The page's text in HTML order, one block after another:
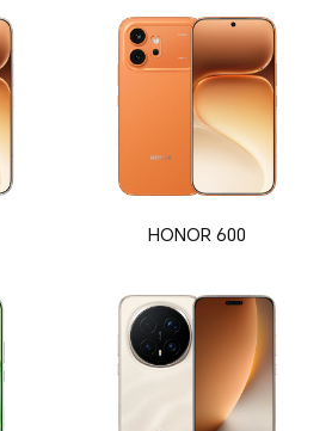
HONOR 600